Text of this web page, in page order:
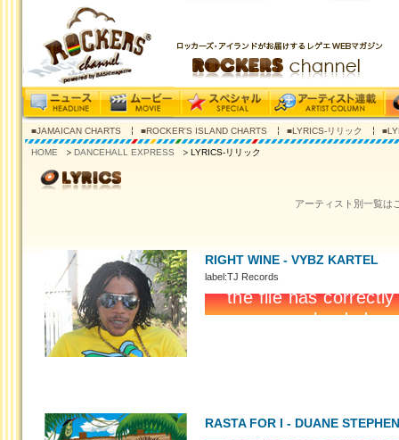
■JAMAICAN CHARTS ■ROCKER'S ISLAND CHARTS ■LYRICS-リリック
HOME DANCEHALL EXPRESS LYRICS-リリック
アーティスト別一覧は
RIGHT WINE - VYBZ KARTEL
label:TJ Records
RASTA FOR I - DUANE